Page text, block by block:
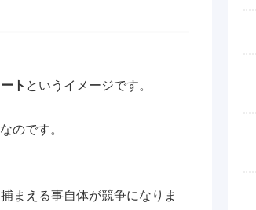
ト というイメージです。
なのです。
まえる事自体が競争になりま